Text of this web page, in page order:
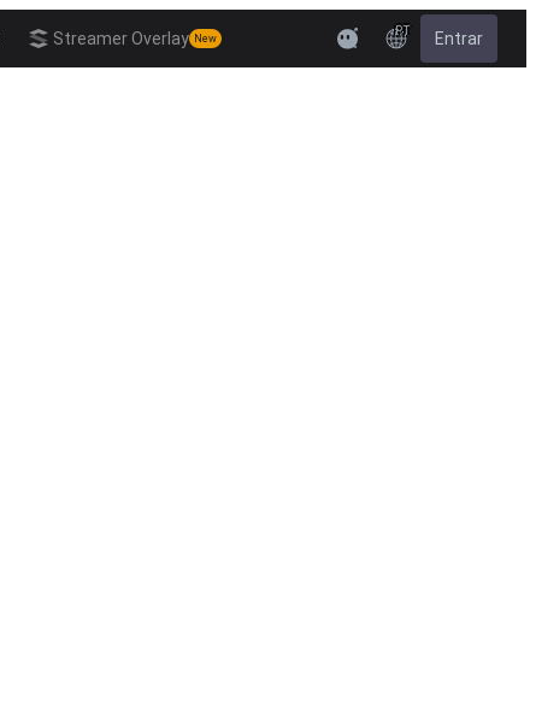
Streamer Overlay New
PT Entrar